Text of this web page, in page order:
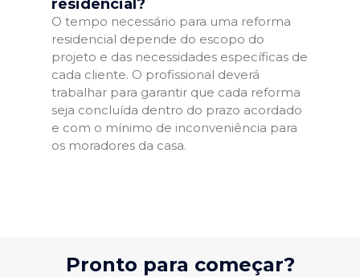
residencial?
O tempo necessário para uma reforma
residencial depende do escopo do
projeto e das necessidades específicas de
cada cliente. O profissional deverá
trabalhar para garantir que cada reforma
seja concluída dentro do prazo acordado
e com o mínimo de inconveniência para
os moradores da casa.
Pronto para começar?